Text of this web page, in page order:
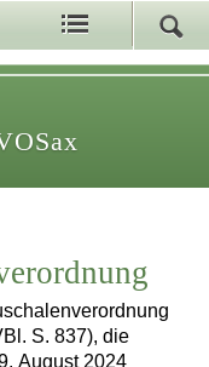
S. 837), die
August 2024